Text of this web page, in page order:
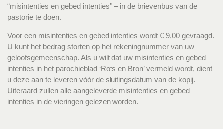
“misintenties en gebed intenties” – in de brievenbus van de
pastorie te doen.
Voor een misintenties en gebed intenties wordt € 9,00 gevraagd.
U kunt het bedrag storten op het rekeningnummer van uw
geloofsgemeenschap. Als u wilt dat uw misintenties en gebed
intenties in het parochieblad ‘Rots en Bron’ vermeld wordt, dient
u deze aan te leveren vóór de sluitingsdatum van de kopij.
Uiteraard zullen alle aangeleverde misintenties en gebed
intenties in de vieringen gelezen worden.